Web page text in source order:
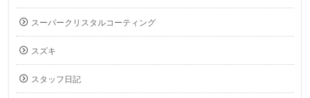
スーパークリスタルコーティング
スズキ
スタッフ日記